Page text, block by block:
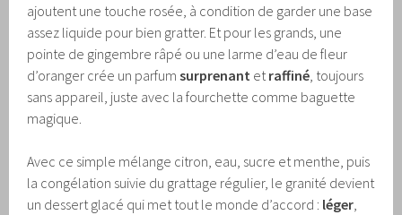
ajoutent une touche rosée, à condition de garder une base
assez liquide pour bien gratter. Et pour les grands, une
pointe de gingembre râpé ou une larme d’eau de fleur
d’oranger crée un parfumsurprenant etraffiné, toujours
sans appareil, juste avec la fourchette comme baguette
magique.
Avec ce simple mélange citron, eau, sucre et menthe, puis
la congélation suivie du grattage régulier, le granité devient
un dessert glacé qui met tout le monde d’accord : léger,